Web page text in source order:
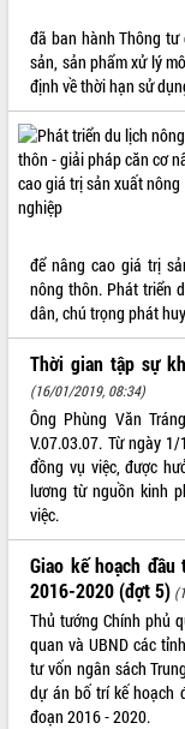
ALBUM ẢNH
LIÊN KẾT WEB
THỐNG KÊ TRUY CẬP
Hôm nay:
9360
Tất cả:
66054683
đã ban hành Thông
sản, sản phẩm xử lý
định về thời hạn sử
để nâng cao giá trị
nông thôn. Phát triển
dân, chú trọng phát
Thời gian tập sự
(16/01/2019, 08:34)
Ông Phùng Văn
V.07.03.07. Từ ngày
đồng vụ việc, được
lương từ nguồn kinh
việc.
Giao kế hoạch
2016-2020 (đợt 5)
Thủ tướng Chính phủ
quan và UBND các
tư vốn ngân sách
dự án bố trí kế hoạch
đoạn 2016 - 2020.